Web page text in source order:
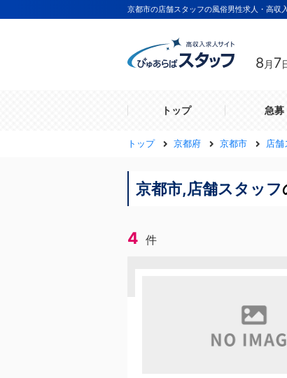
京都市の店舗スタッフの風俗男性求人・高収
8 月 7
トップ 急募
トップ 京都府 京都市 店舗
京都市,店舗スタッフ
4 件